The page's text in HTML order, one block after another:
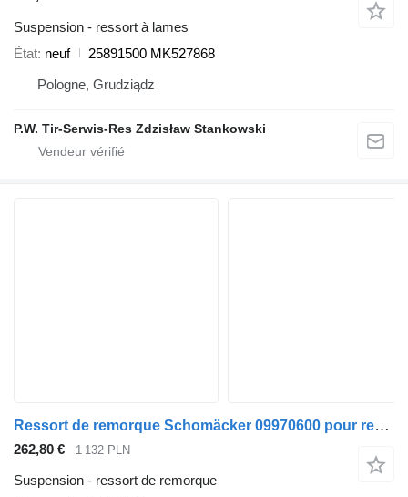
Suspension - ressort à lames
État neuf
25891500 MK527868
Pologne, Grudziądz
P.W. Tir-Serwis-Res Zdzisław Stankowski
Ressort de remorque Schomäcker 09970600 pour remorque
262,80 € 1 132 PLN
Suspension - ressort de remorque